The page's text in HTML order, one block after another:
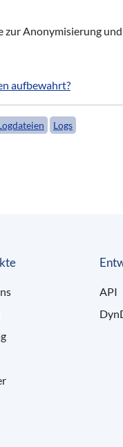
zur Anonymisierung
aufbewahrt?
Logs
API